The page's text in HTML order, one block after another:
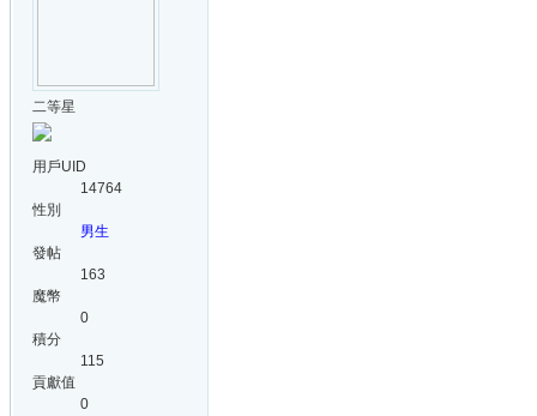
二等星
用戶UID
14764
性別
男生
發帖
163
魔幣
0
積分
115
貢獻值
0